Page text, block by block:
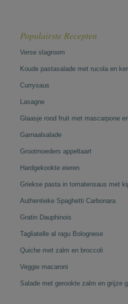
Populairste Recepten
Verse slagroom
Koude pastasalade met rucola en
Currysaus
Lasagne
Glaasje rood fruit met mascarpone
Garnaalsalade
Grootmoeders appeltaart
Hardgekookte eieren
Griekse pasta in tomatensaus met
Authentieke Spaghetti Carbonara
Gratin Dauphinois
Tagliatelle al ragu Bolognese
Quiche met zalm en broccoli
Veggie macaroni
Salade met gerookte zalm en grijze